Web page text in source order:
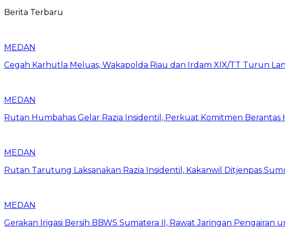
Berita Terbaru
MEDAN
Cegah Karhutla Meluas, Wakapolda Riau dan Irdam XIX/TT Turun
MEDAN
Rutan Humbahas Gelar Razia Insidentil, Perkuat Komitmen Berantas
MEDAN
Rutan Tarutung Laksanakan Razia Insidentil, Kakanwil Ditjenpas
MEDAN
Gerakan Irigasi Bersih BBWS Sumatera II, Rawat Jaringan Pengairan